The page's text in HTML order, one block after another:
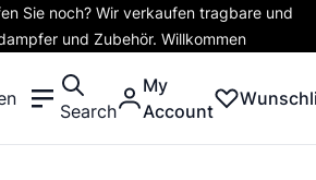
Sie noch? Wir verkaufen tragbare und
und Zubehör. Willkommen
Search
My
Account